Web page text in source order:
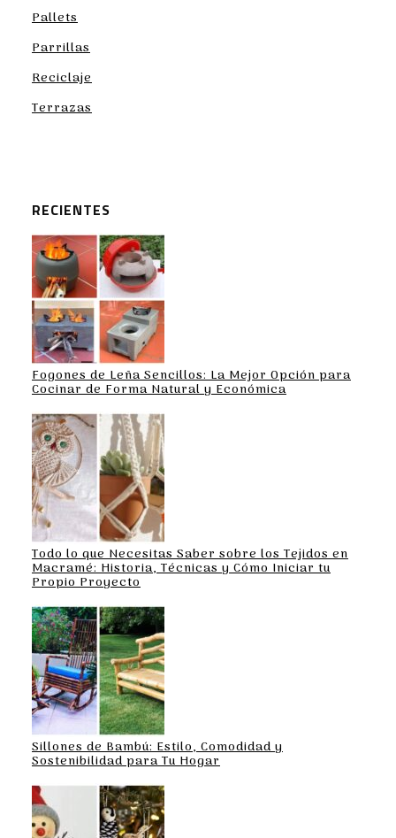
Pallets
Parrillas
Reciclaje
Terrazas
RECIENTES
Fogones de Leña Sencillos: La Mejor Opción para
Cocinar de Forma Natural y Económica
Todo lo que Necesitas Saber sobre los Tejidos en
Macramé: Historia, Técnicas y Cómo Iniciar tu
Propio Proyecto
Sillones de Bambú: Estilo, Comodidad y
Sostenibilidad para Tu Hogar